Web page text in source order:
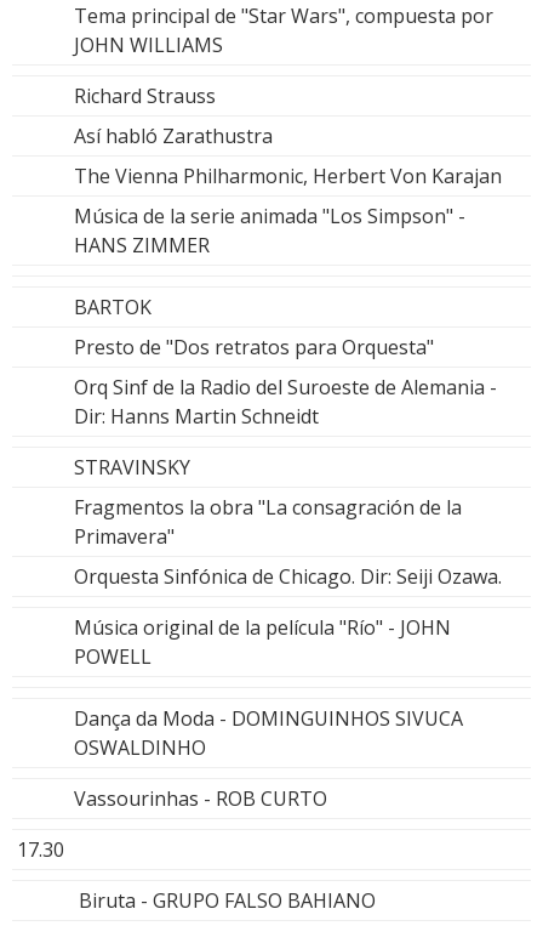
Tema principal de "Star Wars", compuesta por
JOHN WILLIAMS
Richard Strauss
Así habló Zarathustra
The Vienna Philharmonic, Herbert Von Karajan
Música de la serie animada "Los Simpson" -
HANS ZIMMER
BARTOK
Presto de "Dos retratos para Orquesta"
Orq Sinf de la Radio del Suroeste de Alemania -
Dir: Hanns Martin Schneidt
STRAVINSKY
Fragmentos la obra "La consagración de la
Primavera"
Orquesta Sinfónica de Chicago. Dir: Seiji Ozawa.
Música original de la película "Río" - JOHN
POWELL
Dança da Moda - DOMINGUINHOS SIVUCA
OSWALDINHO
Vassourinhas - ROB CURTO
17.30
Biruta - GRUPO FALSO BAHIANO